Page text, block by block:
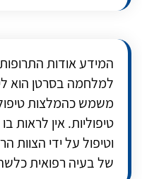
המידע אודות
למלחמה בסרטן הוא
משמש כהמלצות
טיפוליות. אין לראות
וטיפול על ידי הצוות
של בעיה רפואית